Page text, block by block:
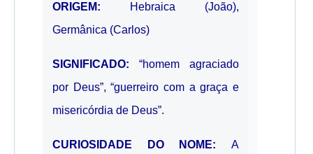
ORIGEM:
Hebraica (João),
Germânica (Carlos)
SIGNIFICADO: “homem agraciado
por Deus”, “guerreiro com a graça e
misericórdia de Deus”.
CURIOSIDADE DO NOME: A